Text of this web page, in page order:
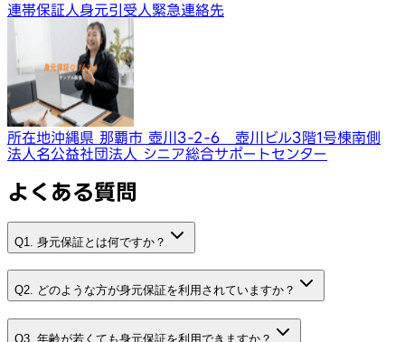
連帯保証人身元引受人緊急連絡先
所在地沖縄県 那覇市 壺川3-2-6 壺川ビル3階1号棟南側
法人名公益社団法人 シニア総合サポートセンター
よくある質問
Q1. 身元保証とは何ですか？
Q2. どのような方が身元保証を利用されていますか？
Q3. 年齢が若くても身元保証を利用できますか？